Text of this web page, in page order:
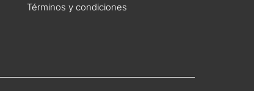
Términos y condiciones